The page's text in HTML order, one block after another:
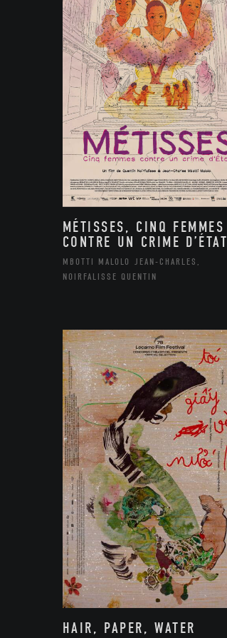
MÉTISSES, CINQ FEMMES
CONTRE UN CRIME D’ÉTAT
MBOTTI MALOLO JEAN-CHARLES,
NOIRFALISSE QUENTIN
HAIR, PAPER, WATER